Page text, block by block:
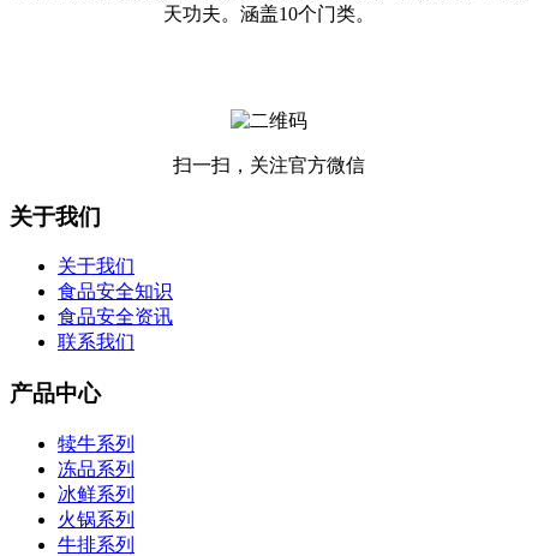
天功夫。涵盖10个门类。
扫一扫，关注官方微信
关于我们
关于我们
食品安全知识
食品安全资讯
联系我们
产品中心
犊牛系列
冻品系列
冰鲜系列
火锅系列
牛排系列